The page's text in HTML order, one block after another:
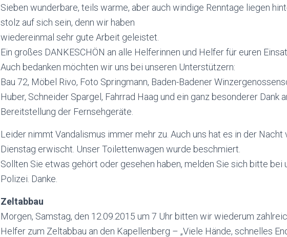
Sieben wunderbare, teils warme, aber auch windige Renntage liegen
stolz auf sich sein, denn wir haben
wiedereinmal sehr gute Arbeit geleistet.
Ein großes DANKESCHÖN an alle Helferinnen und Helfer für euren
Auch bedanken möchten wir uns bei unseren Unterstützern:
Bau 72, Möbel Rivo, Foto Springmann, Baden-Badener
Huber, Schneider Spargel, Fahrrad Haag und ein ganz besonderer Dank
Bereitstellung der Fernsehgeräte.
Leider nimmt Vandalismus immer mehr zu. Auch uns hat es in der
Dienstag erwischt. Unser Toilettenwagen wurde beschmiert.
Sollten Sie etwas gehört oder gesehen haben, melden Sie sich bitte bei
Polizei. Danke.
Zeltabbau
Morgen, Samstag, den 12.09.2015 um 7 Uhr bitten wir wiederum
Helfer zum Zeltabbau an den Kapellenberg – „Viele Hände, schnelles